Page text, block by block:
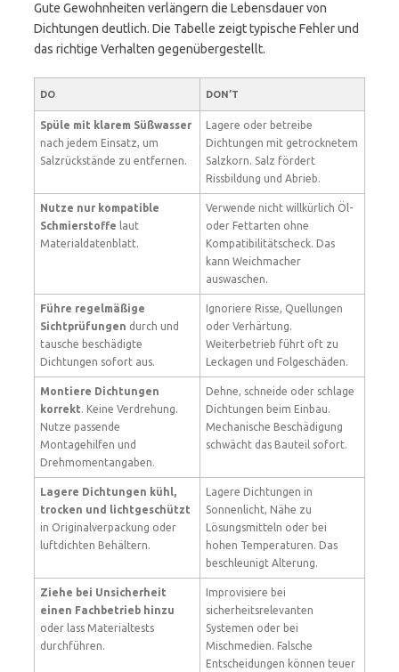
Gute Gewohnheiten verlängern die Lebensdauer von
Dichtungen deutlich. Die Tabelle zeigt typische Fehler und
das richtige Verhalten gegenübergestellt.
DO DON’T
Spüle mit klarem Süßwasser
nach jedem Einsatz, um
Salzrückstände zu entfernen.
Lagere oder betreibe
Dichtungen mit getrocknetem
Salzkorn. Salz fördert
Rissbildung und Abrieb.
Nutze nur kompatible
Schmierstoffe laut
Materialdatenblatt.
Verwende nicht willkürlich Öl-
oder Fettarten ohne
Kompatibilitätscheck. Das
kann Weichmacher
auswaschen.
Führe regelmäßige
Sichtprüfungen durch und
tausche beschädigte
Dichtungen sofort aus.
Ignoriere Risse, Quellungen
oder Verhärtung.
Weiterbetrieb führt oft zu
Leckagen und Folgeschäden.
Montiere Dichtungen
korrekt. Keine Verdrehung.
Nutze passende
Montagehilfen und
Drehmomentangaben.
Dehne, schneide oder schlage
Dichtungen beim Einbau.
Mechanische Beschädigung
schwächt das Bauteil sofort.
Lagere Dichtungen kühl,
trocken und lichtgeschützt
in Originalverpackung oder
luftdichten Behältern.
Lagere Dichtungen in
Sonnenlicht, Nähe zu
Lösungsmitteln oder bei
hohen Temperaturen. Das
beschleunigt Alterung.
Ziehe bei Unsicherheit
einen Fachbetrieb hinzu
oder lass Materialtests
durchführen.
Improvisiere bei
sicherheitsrelevanten
Systemen oder bei
Mischmedien. Falsche
Entscheidungen können teuer